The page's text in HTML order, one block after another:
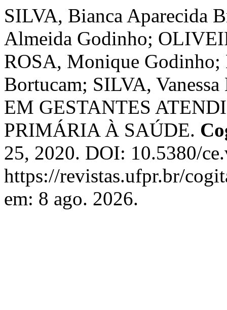
SILVA, Bianca Aparecida
Almeida Godinho;
ROSA, Monique
Bortucam; SILVA,
EM GESTANTES
PRIMÁRIA À SAÚDE.
25, 2020. DOI: 10.5380/
https://revistas.ufpr.br/
em: 8 ago. 2026.